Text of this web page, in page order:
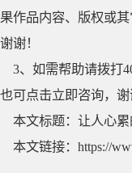
果作品内容、版权或
谢谢！
3、如需帮助请拨打
也可点击立即咨询，谢
本文标题： 让人心
本文链接： https://